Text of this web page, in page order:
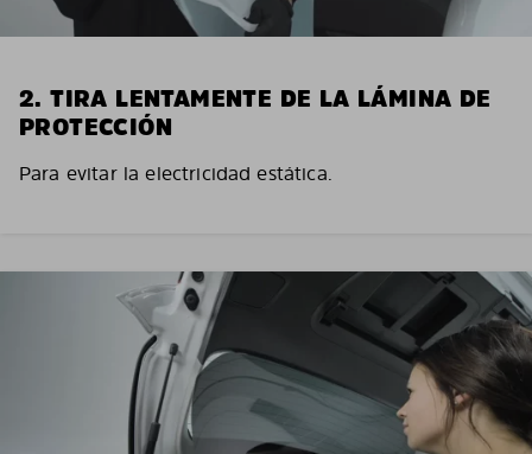
2. TIRA LENTAMENTE DE LA LÁMINA DE
PROTECCIÓN
Para evitar la electricidad estática.